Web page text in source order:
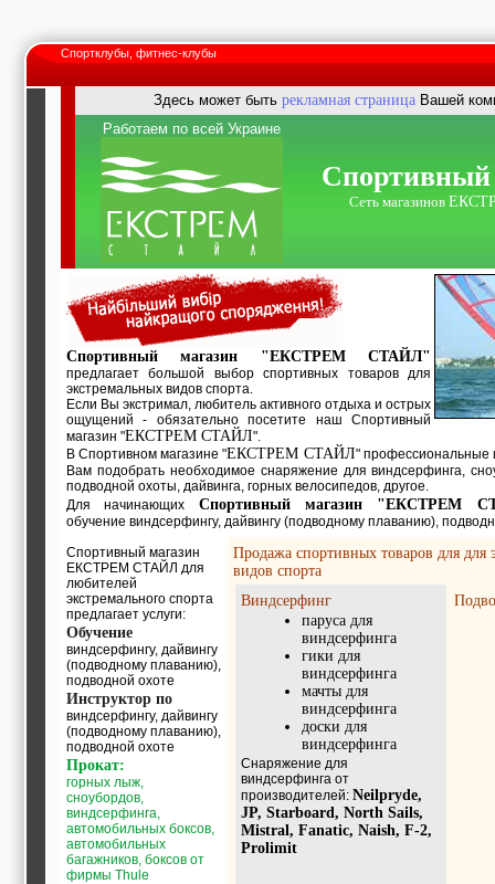
Окна, стекло,
витражи, входные
светопразрачные
фасады
Образование и наука,
тренинги, семинары,
повышение
Промышленное
оборудование:
заводы, предприятия,
фабрики, легкая
промышленность,
металлургия
Развлечения и
активный отдых:
спортклубы, фитнес,
бильярд, боулинг,
кино, спорттовары,
экстим
Строительство и
ремонт: проектные
работы,
строительные и
отделочные
материалы,
машины и техника,
все для
коммуникаций
Туризм, отдых,
путешествия,
авиакомпании, ж/д
перевозки,
пансионаты, отели,
гостинницы
Трудоустройство,
кадровые агентства,
крюининг
Программирование
сайта
Спортклубы, фитнес-клубы
Здесь может быть рекламная страницаВашей
Работаем по всей Украине
Спортивный
Сеть магазинов
Спортивный магазин "EКСТРЕМ СТАЙЛ"
предлагает большой выбор спортивных товаров для
экстремальных видов спорта.
Если Вы экстримал, любитель активного отдыха и острых
ощущений - обязательно посетите наш Спортивный
магазин "EКСТРЕМ СТАЙЛ".
В Спортивном магазине "EКСТРЕМ СТАЙЛ" профессиональные
Вам подобрать необходимое снаряжение для виндсерфинга,
подводной охоты, дайвинга, горных велосипедов, другое.
Для начинающих Спортивный магазин "EКСТРЕМ
обучение виндсерфингу, дайвингу (подводному плаванию),
Спортивный магазин
EКСТРЕМ СТАЙЛ для
любителей
экстремального спорта
предлагает услуги:
Обучение
виндсерфингу, дайвингу
(подводному плаванию),
подводной охоте
Инструктор по
виндсерфингу, дайвингу
(подводному плаванию),
подводной охоте
Прокат:
горных лыж,
сноубордов,
виндсерфинга,
автомобильных боксов,
автомобильных
багажников, боксов от
фирмы Thule
Продажа спортивных товаров для для
видов спорта
Виндсерфинг
паруса для
виндсерфинга
гики для
виндсерфинга
мачты для
виндсерфинга
доски для
виндсерфинга
Снаряжение для
виндсерфинга от
производителей: Neilpryde,
JP, Starboard, North Sails,
Mistral, Fanatic, Naish, F-2,
Prolimit